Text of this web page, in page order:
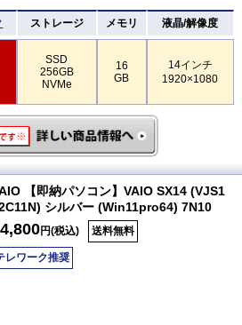
ストレージ メモリ 液晶/解像度
SSD
256GB
NVMe
16
GB
14インチ
1920×1080
【即納パソコン】VAIO SX14 (VJS1
シルバー (Win11pro64) 7N10
円(税込) 送料無料
レワーク推奨